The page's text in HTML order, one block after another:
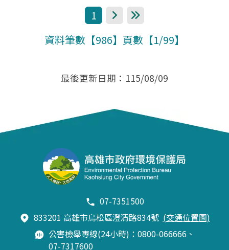
1 下一頁最後一頁
資料筆數【986】頁數【1/99】
最後更新日期：115/08/09
07-7351500
833201 高雄市鳥松區澄清路834號 (交通位置圖)
公害檢舉專線(24小時)：0800-066666、
07-7317600